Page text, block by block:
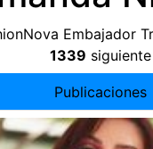
Embajador
1339 siguiente
Publicaciones